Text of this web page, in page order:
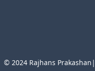
© 2024 Rajhans Prakashan |